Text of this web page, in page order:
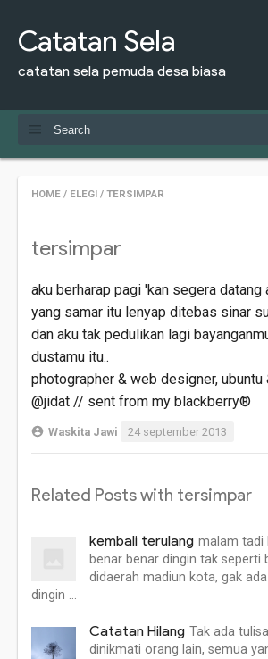
Catatan Sela
catatan sela pemuda desa biasa
HOME / ELEGI / TERSIMPAR
tersimpar
aku berharap pagi 'kan segera datang
yang samar itu lenyap ditebas sinar
dan aku tak pedulikan lagi
dustamu itu..
photographer & web designer, ubuntu
@jidat // sent from my blackberry®
Waskita Jawi 24 september 2013
Related Posts with tersimpar
kembali terulang malam tadi
benar benar dingin tak seperti
didaerah madiun kota, gak
dingin …
Catatan Hilang Tak ada
dinikmati orang lain, semua